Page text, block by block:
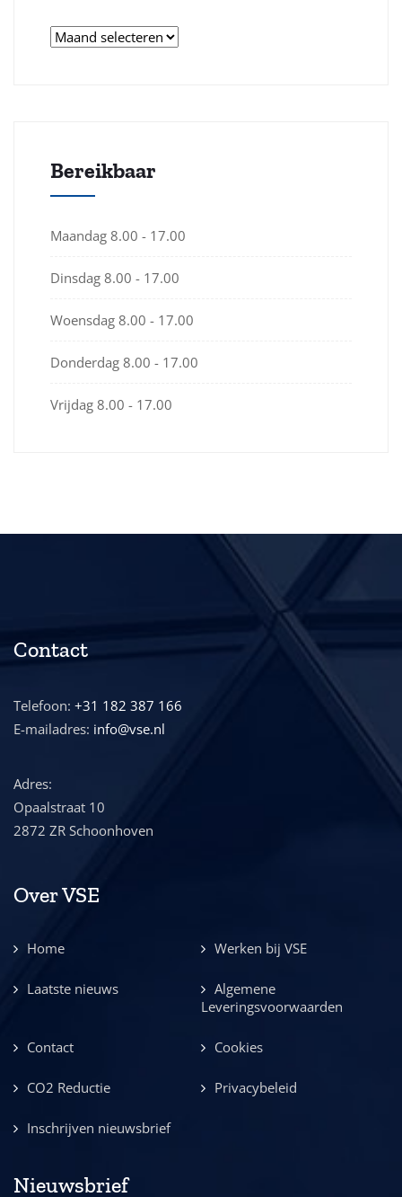
Bereikbaar
Maandag 8.00 - 17.00
Dinsdag 8.00 - 17.00
Woensdag 8.00 - 17.00
Donderdag 8.00 - 17.00
Vrijdag 8.00 - 17.00
Contact
Telefoon: +31 182 387 166
E-mailadres: info@vse.nl
Adres:
Opaalstraat 10
2872 ZR Schoonhoven
Over VSE
Home Werken bij VSE
Laatste nieuws
Algemene
Leveringsvoorwaarden
Contact Cookies
CO2 Reductie Privacybeleid
Inschrijven nieuwsbrief
Nieuwsbrief